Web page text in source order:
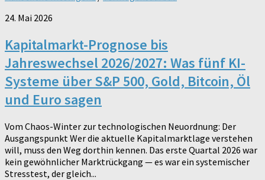
24. Mai 2026
Kapitalmarkt-Prognose bis
Jahreswechsel 2026/2027: Was fünf KI-
Systeme über S&P 500, Gold, Bitcoin, Öl
und Euro sagen
Vom Chaos-Winter zur technologischen Neuordnung: Der
Ausgangspunkt Wer die aktuelle Kapitalmarktlage verstehen
will, muss den Weg dorthin kennen. Das erste Quartal 2026 war
kein gewöhnlicher Marktrückgang — es war ein systemischer
Stresstest, der gleich...